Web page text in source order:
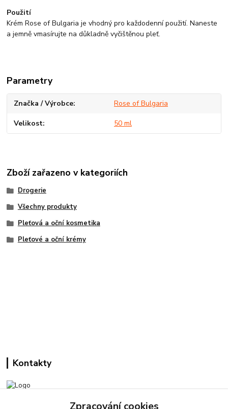
Použití
Krém Rose of Bulgaria je vhodný pro každodenní použití. Naneste
a jemně vmasírujte na důkladně vyčištěnou pleť.
Parametry
Značka / Výrobce Rose of Bulgaria
Velikost 50 ml
Zboží zařazeno v kategoriích
Drogerie
Všechny produkty
Pleťová a oční kosmetika
Pleťové a oční krémy
Kontakty
Zpracování cookies